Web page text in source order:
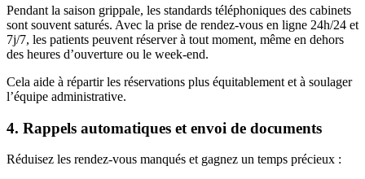
Pendant la saison grippale, les standards téléphoniques des cabinets
sont souvent saturés. Avec la prise de rendez-vous en ligne 24h/24 et
7j/7, les patients peuvent réserver à tout moment, même en dehors
des heures d’ouverture ou le week-end.
Cela aide à répartir les réservations plus équitablement et à soulager
l’équipe administrative.
4. Rappels automatiques et envoi de documents
Réduisez les rendez-vous manqués et gagnez un temps précieux :